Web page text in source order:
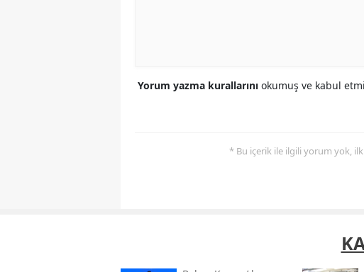
Yorum yazma kurallarını okumuş ve kabul
* Bu içerik ile ilgili yorum yok,